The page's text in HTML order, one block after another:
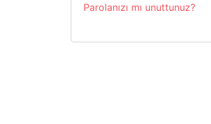
Parolanızı mı unuttunuz?